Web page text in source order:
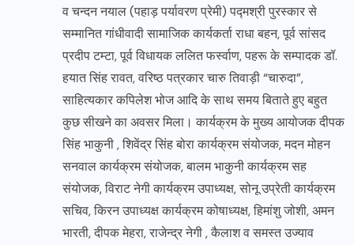
व चन्दन नयाल (पहाड़ पर्यावरण प्रेमी) पद्मश्री पुरस्कार से
सम्मानित गांधीवादी सामाजिक कार्यकर्ता राधा बहन, पूर्व सांसद
प्रदीप टम्टा, पूर्व विधायक ललित फर्स्वाण, पहरू के सम्पादक डॉ.
हयात सिंह रावत, वरिष्ठ पत्रकार चारु तिवाड़ी “चारुदा”,
साहित्यकार कपिलेश भोज आदि के साथ समय बिताते हुए बहुत
कुछ सीखने का अवसर मिला। कार्यक्रम के मुख्य आयोजक दीपक
सिंह भाकुनी , शिवेंद्र सिंह बोरा कार्यक्रम संयोजक, मदन मोहन
सनवाल कार्यक्रम संयोजक, बालम भाकुनी कार्यक्रम सह
संयोजक, विराट नेगी कार्यक्रम उपाध्यक्ष, सोनू उप्रेती कार्यक्रम
सचिव, किरन उपाध्यक्ष कार्यक्रम कोषाध्यक्ष, हिमांशु जोशी, अमन
भारती, दीपक मेहरा, राजेन्द्र नेगी , कैलाश व समस्त उज्याव